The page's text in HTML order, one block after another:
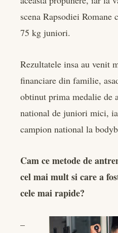
scena Rapsodiei Romane
75 kg juniori.
Rezultatele insa au venit
financiare din familie,
obtinut prima medalie de
national de juniori mici,
campion national la
Cam ce metode de
cel mai mult si care a
cele mai rapide?
–